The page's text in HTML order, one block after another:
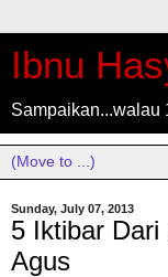
Ibnu
Sampaikan...walau
Sunday, July 07, 2013
5 Iktibar
Agus